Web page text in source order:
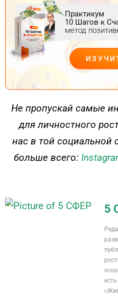
Практикум
10 Шагов к
метод
ДЕЙСТВУЙ
Не пропускай самые
для личностного
нас в той социальной
больше всего:
5